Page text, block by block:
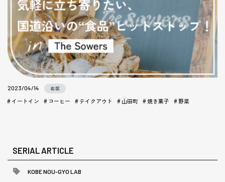
2023/04/14 北区
イートイン コーヒー テイクアウト 山田町 焼き菓子 野菜
SERIAL ARTICLE
KOBE NOU-GYO LAB